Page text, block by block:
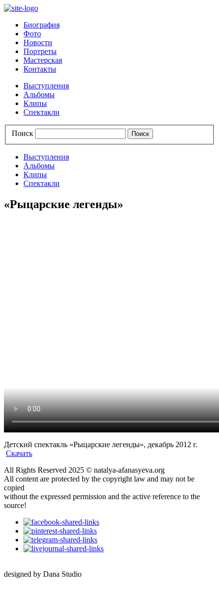
Биография
Фото
Новости
Портреты
Мастерская
Контакты
Выступления
Альбомы
Клипы
Спектакли
Поиск
Выступления
Альбомы
Клипы
Спектакли
«Рыцарские легенды»
Детский спектакль «Рыцарские легенды», декабрь 2012 г.
Скачать
All Rights Reserved 2025 © natalya-afanasyeva.org
All content are protected by the copyright law and may not be
copied
without the expressed permission and the active reference to the
source!
designed by Dana Studio